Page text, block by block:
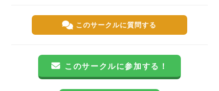
このサークルに質問する
このサークルに参加する！